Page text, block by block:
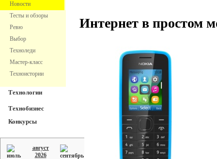
Новости
Тесты и обзоры
Ревю
Выбор
Техноледи
Мастер-класс
Техноистории
Технологии
Технобизнес
Конкурсы
август
2026
Интернет в простом